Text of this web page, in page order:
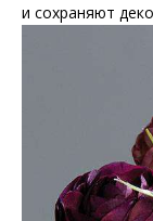
и сохраняют